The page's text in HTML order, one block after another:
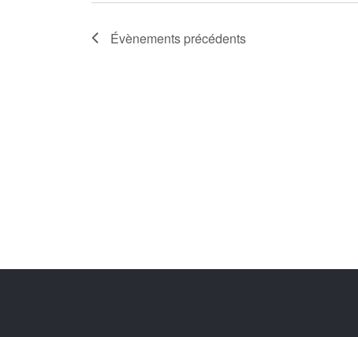
Évènements précédents